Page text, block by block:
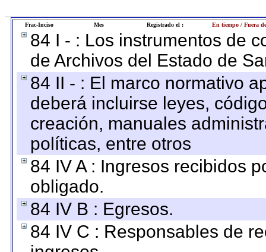
Frac-Inciso Mes Registrado el : En tiempo / Fuera
84 I - : Los instrumentos de
de Archivos del Estado de
84 II - : El marco normativo
deberá incluirse leyes,
creación, manuales
políticas, entre otros
84 IV A : Ingresos recibidos
obligado.
84 IV B : Egresos.
84 IV C : Responsables de